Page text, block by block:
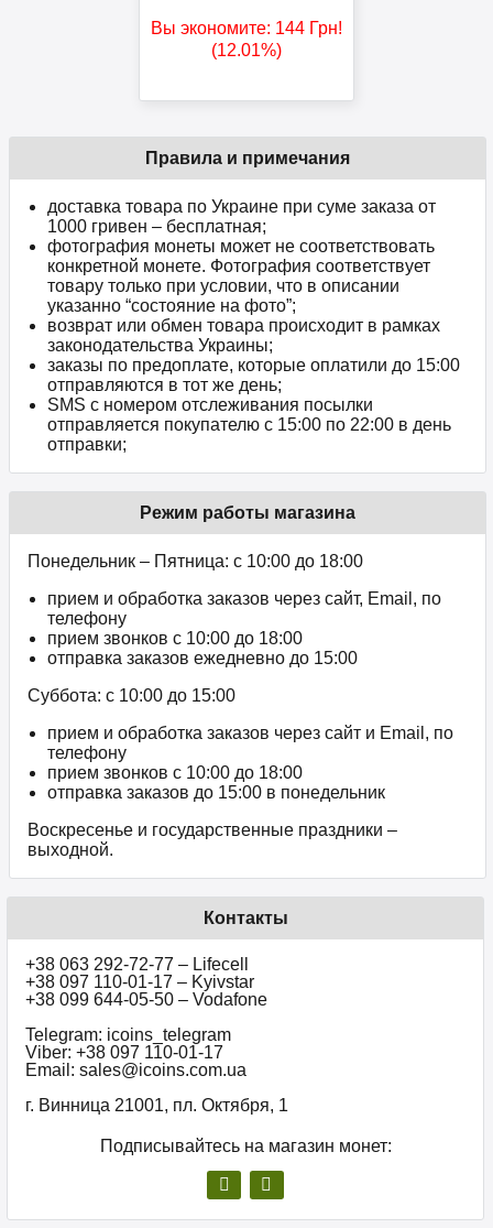
Вы экономите: 144 Грн!
(12.01%)
Правила и примечания
доставка товара по Украине при суме заказа от
1000 гривен – бесплатная;
фотография монеты может не соответствовать
конкретной монете. Фотография соответствует
товару только при условии, что в описании
указанно “состояние на фото”;
возврат или обмен товара происходит в рамках
законодательства Украины;
заказы по предоплате, которые оплатили до 15:00
отправляются в тот же день;
SMS с номером отслеживания посылки
отправляется покупателю с 15:00 по 22:00 в день
отправки;
Режим работы магазина
Понедельник – Пятница: с 10:00 до 18:00
прием и обработка заказов через сайт, Email, по
телефону
прием звонков c 10:00 до 18:00
отправка заказов ежедневно до 15:00
Суббота: с 10:00 до 15:00
прием и обработка заказов через сайт и Email, по
телефону
прием звонков c 10:00 до 18:00
отправка заказов до 15:00 в понедельник
Воскресенье и государственные праздники –
выходной.
Контакты
+38 063 292-72-77 – Lifecell
+38 097 110-01-17 – Kyivstar
+38 099 644-05-50 – Vodafone
Telegram: icoins_telegram
Viber: +38 097 110-01-17
Email: sales@icoins.com.ua
г. Винница 21001, пл. Октября, 1
Подписывайтесь на магазин монет: